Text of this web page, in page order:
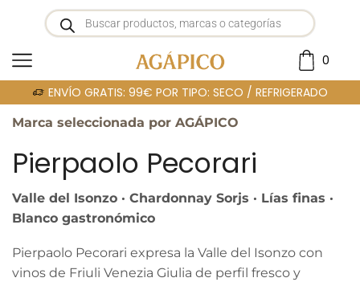
0
ENVÍO GRATIS: 99€ POR TIPO: SECO / REFRIGERADO
Portada»PIERPAOLO PECORARI
Marca seleccionada por AGÁPICO
Pierpaolo Pecorari
Valle del Isonzo · Chardonnay Sorjs · Lías finas ·
Blanco gastronómico
Pierpaolo Pecorari expresa la Valle del Isonzo con
vinos de Friuli Venezia Giulia de perfil fresco y